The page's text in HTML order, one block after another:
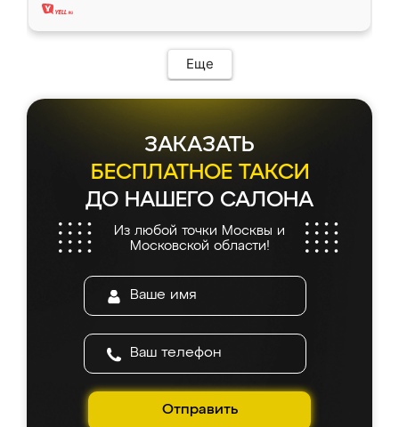
Еще
ЗАКАЗАТЬ
БЕСПЛАТНОЕ ТАКСИ
ДО НАШЕГО САЛОНА
Из любой точки Москвы и
Московской области!
Отправить